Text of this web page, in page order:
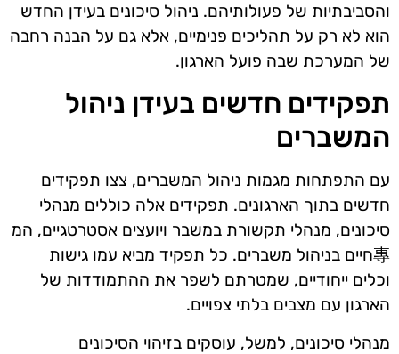
והסביבתיות של פעולותיהם. ניהול סיכונים בעידן החדש
הוא לא רק על תהליכים פנימיים, אלא גם על הבנה רחבה
של המערכת שבה פועל הארגון.
תפקידים חדשים בעידן ניהול
המשברים
עם התפתחות מגמות ניהול המשברים, צצו תפקידים
חדשים בתוך הארגונים. תפקידים אלה כוללים מנהלי
סיכונים, מנהלי תקשורת במשבר ויועצים אסטרטגיים, המ
專חיים בניהול משברים. כל תפקיד מביא עמו גישות
וכלים ייחודיים, שמטרתם לשפר את ההתמודדות של
הארגון עם מצבים בלתי צפויים.
מנהלי סיכונים, למשל, עוסקים בזיהוי הסיכונים